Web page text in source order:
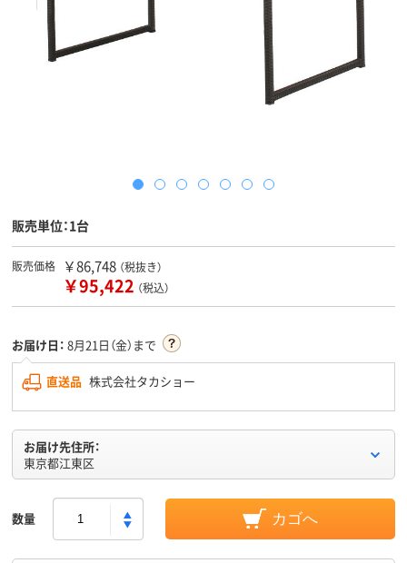
販売単位：1台
販売価格 ￥86,748 （税抜き）
￥95,422 （税込）
お届け日： 8月21日（金）まで
直送品 株式会社タカショー
お届け先住所：
東京都江東区
数量 カゴへ